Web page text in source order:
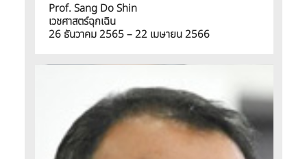
Prof. Sang Do Shin
เวชศาสตร์ฉุกเฉิน
26 ธันวาคม 2565 – 22 เมษายน 2566